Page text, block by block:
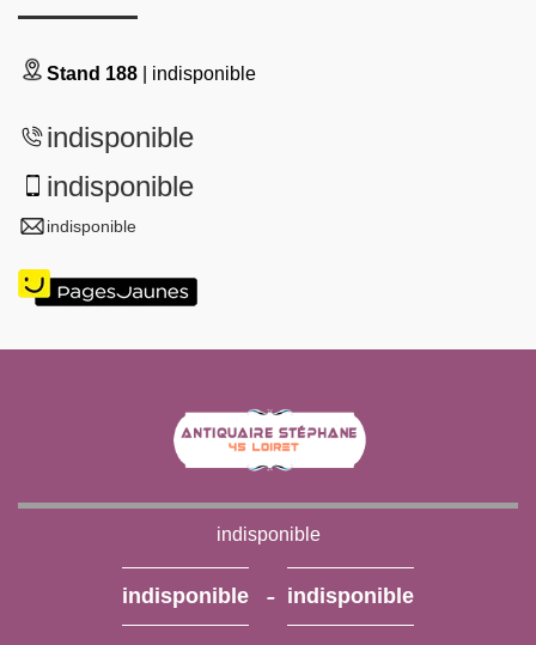
Stand 188 | indisponible
indisponible
indisponible
indisponible
indisponible
indisponible - indisponible